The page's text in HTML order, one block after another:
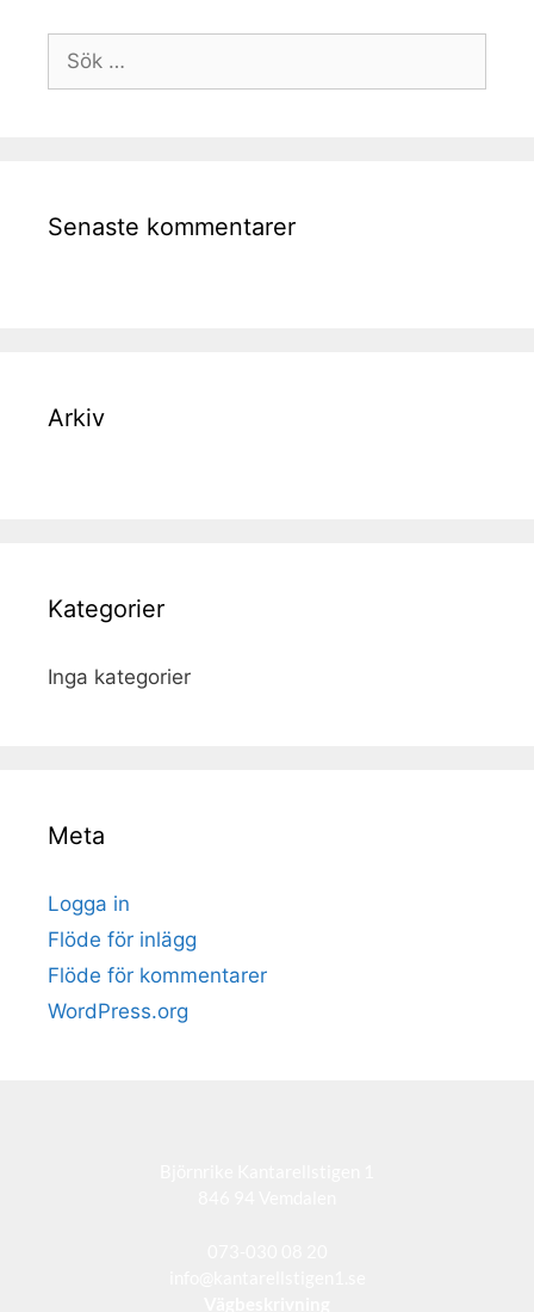
Senaste kommentarer
Arkiv
Kategorier
Inga kategorier
Meta
Logga in
Flöde för inlägg
Flöde för kommentarer
WordPress.org